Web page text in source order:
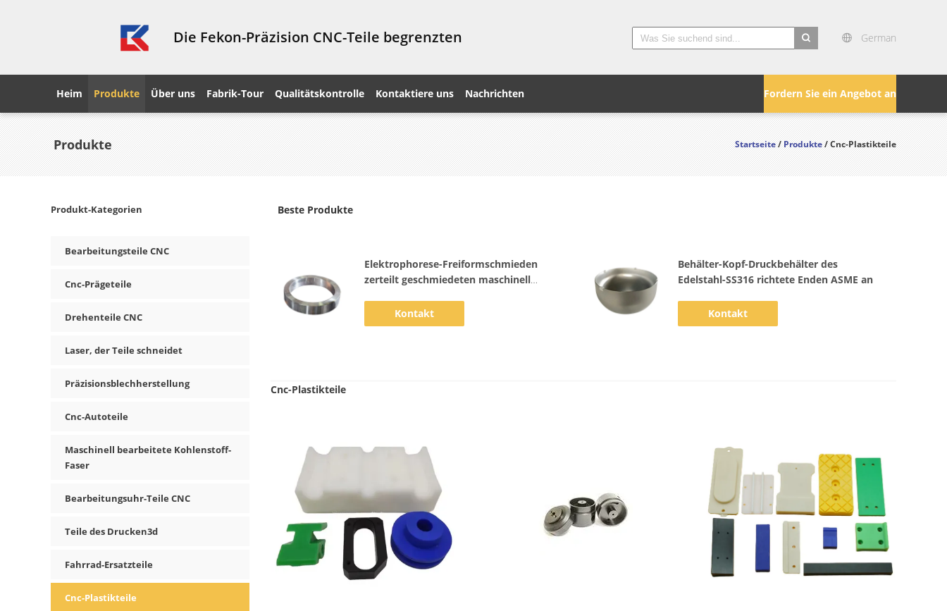
Die Fekon-Präzision CNC-Teile begrenzten German
Fordern Sie ein Angebot an
Heim Produkte Über uns Fabrik-Tour Qualitätskontrolle Kontaktiere uns Nachrichten
Produkte Startseite/Produkte/ Cnc-Plastikteile
Produkt-Kategorien
Bearbeitungsteile CNC
Cnc-Prägeteile
Drehenteile CNC
Laser, der Teile schneidet
Präzisionsblechherstellung
Cnc-Autoteile
Maschinell bearbeitete Kohlenstoff-
Faser
Bearbeitungsuhr-Teile CNC
Teile des Drucken3d
Fahrrad-Ersatzteile
Cnc-Plastikteile
Beste Produkte
Elektrophorese-Freiformschmieden
zerteilt geschmiedeten maschinell
Kontakt
Behälter-Kopf-Druckbehälter des
Edelstahl-SS316 richtete Enden ASME an
Kontakt
Cnc-Plastikteile